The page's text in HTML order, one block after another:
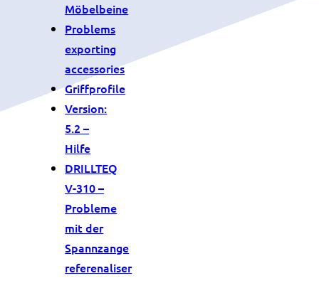
Möbelbeine
Problems
exporting
accessories
Griffprofile
Version:
5.2 –
Hilfe
DRILLTEQ
V-310 –
Probleme
mit der
Spannzange
referenaliser